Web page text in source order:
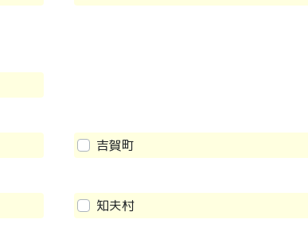
吉賀町
知夫村